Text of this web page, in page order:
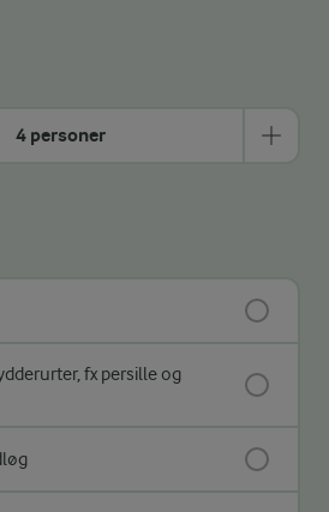
4 personer
fx persille og